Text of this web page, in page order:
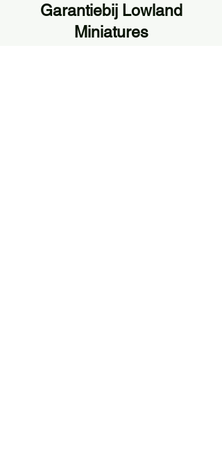
Garantiebij Lowland
Miniatures